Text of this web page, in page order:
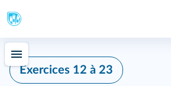
Exercices 12 à 23